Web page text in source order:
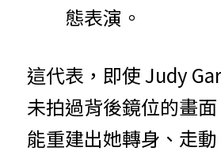
態表演。
這代表，即使 Judy
未拍過背後鏡位的畫
能重建出她轉身、走